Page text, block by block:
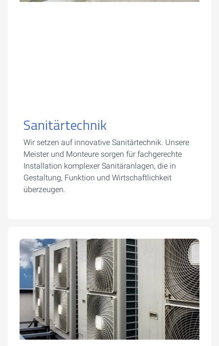
Sanitärtechnik
Wir setzen auf innovative Sanitärtechnik. Unsere
Meister und Monteure sorgen für fachgerechte
Installation komplexer Sanitäranlagen, die in
Gestaltung, Funktion und Wirtschaftlichkeit
überzeugen.